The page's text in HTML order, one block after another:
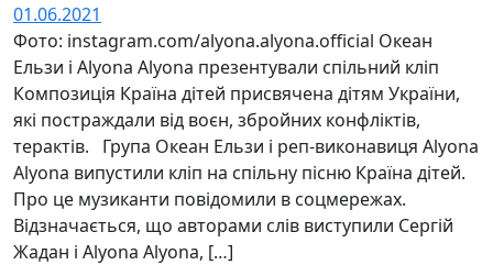
01.06.2021
Фото: instagram.com/alyona.alyona.official Океан
Ельзи і Alyona Alyona презентували спільний кліп
Композиція Країна дітей присвячена дітям України,
які постраждали від воєн, збройних конфліктів,
терактів. Група Океан Ельзи і реп-виконавиця Alyona
Alyona випустили кліп на спільну пісню Країна дітей.
Про це музиканти повідомили в соцмережах.
Відзначається, що авторами слів виступили Сергій
Жадан і Alyona Alyona, […]